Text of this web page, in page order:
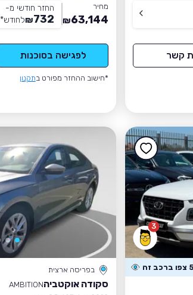
קשר
מחיר
63,144
₪
החזר חודשי מ-
732
₪לחודש*
לפגישה בסוכנות
*חישוב ההחזר מפורט בתקנון
3
זה בפריסה ארצית
סקודה אוקטביהAMBITION